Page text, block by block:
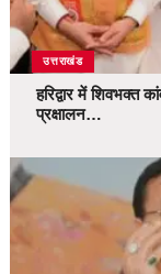
उत्तराखंड
हरिद्वार में शिवभक्त
प्रक्षालन…